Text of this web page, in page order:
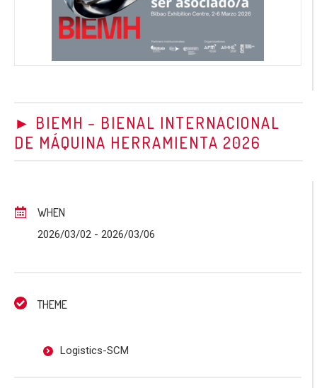
► BIEMH – BIENAL INTERNACIONAL
DE MÁQUINA HERRAMIENTA 2026
WHEN
2026/03/02 - 2026/03/06
THEME
Logistics-SCM